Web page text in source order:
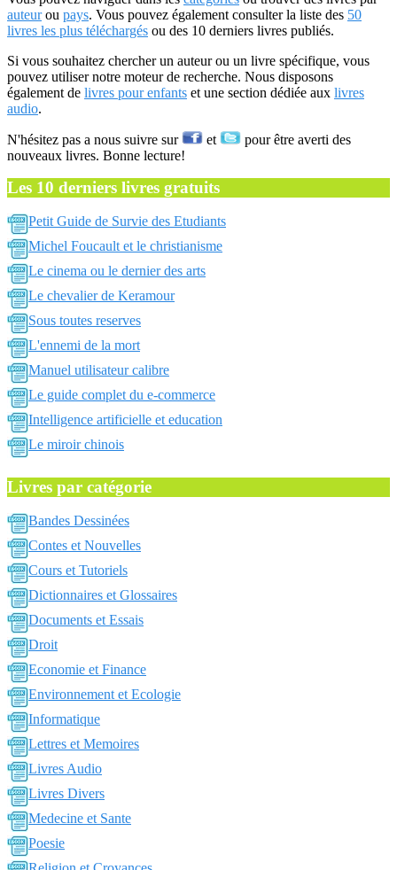
auteurou pays. Vous pouvez également consulter la liste des 50
livres les plus téléchargés ou des 10 derniers livres publiés.
Si vous souhaitez chercher un auteur ou un livre spécifique, vous
pouvez utiliser notre moteur de recherche. Nous disposons
également de livres pour enfants et une section dédiée aux livres
audio.
N'hésitez pas a nous suivre sur et
pour être averti des
nouveaux livres. Bonne lecture!
Les 10 derniers livres gratuits
Petit Guide de Survie des Etudiants
Michel Foucault et le christianisme
Le cinema ou le dernier des arts
Le chevalier de Keramour
Sous toutes reserves
L'ennemi de la mort
Manuel utilisateur calibre
Le guide complet du e-commerce
Intelligence artificielle et education
Le miroir chinois
Livres par catégorie
Bandes Dessinées
Contes et Nouvelles
Cours et Tutoriels
Dictionnaires et Glossaires
Documents et Essais
Droit
Economie et Finance
Environnement et Ecologie
Informatique
Lettres et Memoires
Livres Audio
Livres Divers
Medecine et Sante
Poesie